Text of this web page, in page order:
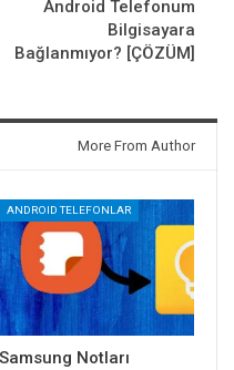
Android Telefonum
Bilgisayara
Bağlanmıyor? [ÇÖZÜM]
More From Author
ANDROID TELEFONLAR
Samsung Notları